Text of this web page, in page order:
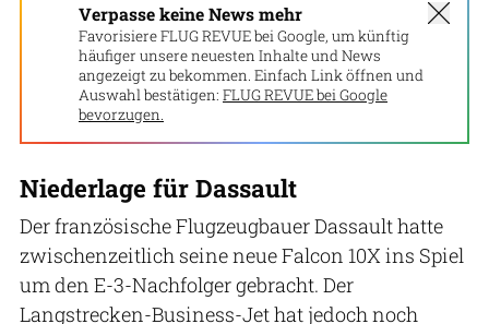
Verpasse keine News mehr
Favorisiere FLUG REVUE bei Google, um künftig
häufiger unsere neuesten Inhalte und News
angezeigt zu bekommen. Einfach Link öffnen und
Auswahl bestätigen: FLUG REVUE bei Google
bevorzugen.
Niederlage für Dassault
Der französische Flugzeugbauer Dassault hatte
zwischenzeitlich seine neue Falcon 10X ins Spiel
um den E-3-Nachfolger gebracht. Der
Langstrecken-Business-Jet hat jedoch noch